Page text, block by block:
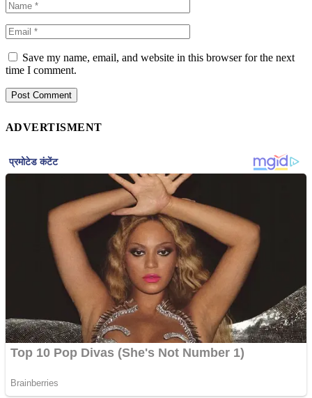
Save my name, email, and website in this browser for the next
time I comment.
ADVERTISMENT